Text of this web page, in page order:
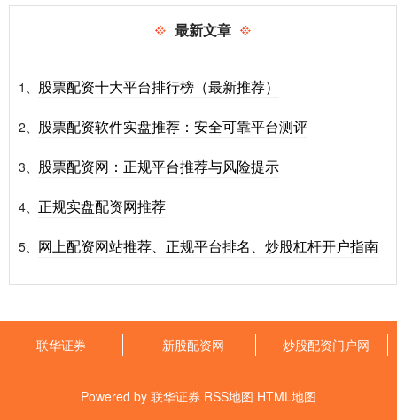
最新文章
1、 股票配资十大平台排行榜（最新推荐）
2、 股票配资软件实盘推荐：安全可靠平台测评
3、 股票配资网：正规平台推荐与风险提示
4、 正规实盘配资网推荐
5、 网上配资网站推荐、正规平台排名、炒股杠杆开户指南
联华证券 新股配资网 炒股配资门户网
Powered by 联华证券 RSS地图 HTML地图